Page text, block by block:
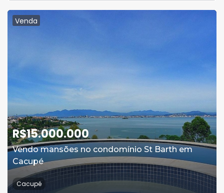
Venda
R$15.000.000
Vendo mansões no condomínio St Barth em
Cacupé
Cacupé